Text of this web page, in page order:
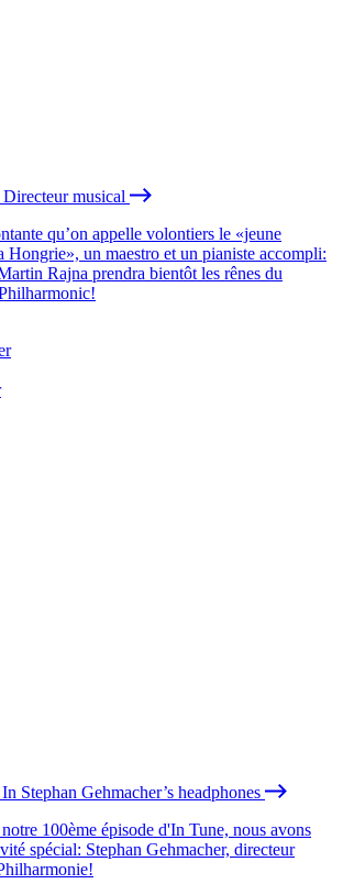
musical
qu’on appelle volontiers le «jeune
Hongrie», un maestro et un pianiste accompli:
Rajna prendra bientôt les rênes du
Stephan Gehmacher’s headphones
100ème épisode d'In Tune, nous avons
spécial: Stephan Gehmacher, directeur